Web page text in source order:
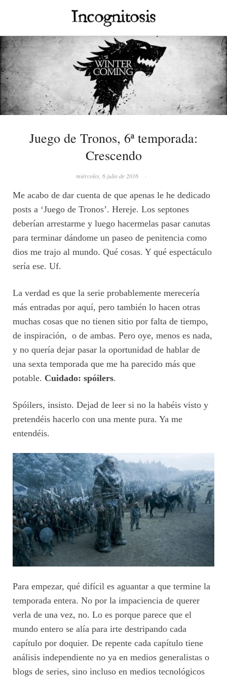
Juego de Tronos, 6ª temporada:
Crescendo
miércoles, 6 julio de 2016 ·
Me acabo de dar cuenta de que apenas le he dedicado
posts a ‘Juego de Tronos’. Hereje. Los septones
deberían arrestarme y luego hacermelas pasar canutas
para terminar dándome un paseo de penitencia como
dios me trajo al mundo. Qué cosas. Y qué espectáculo
sería ese. Uf.
La verdad es que la serie probablemente merecería
más entradas por aquí, pero también lo hacen otras
muchas cosas que no tienen sitio por falta de tiempo,
de inspiración, o de ambas. Pero oye, menos es nada,
y no quería dejar pasar la oportunidad de hablar de
una sexta temporada que me ha parecido más que
potable. Cuidado: spóilers.
Spóilers, insisto. Dejad de leer si no la habéis visto y
pretendéis hacerlo con una mente pura. Ya me
entendéis.
Para empezar, qué difícil es aguantar a que termine la
temporada entera. No por la impaciencia de querer
verla de una vez, no. Lo es porque parece que el
mundo entero se alía para irte destripando cada
capítulo por doquier. De repente cada capítulo tiene
análisis independiente no ya en medios generalistas o
blogs de series, sino incluso en medios tecnológicos